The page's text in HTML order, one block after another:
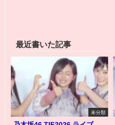
最近書いた記事
未分類